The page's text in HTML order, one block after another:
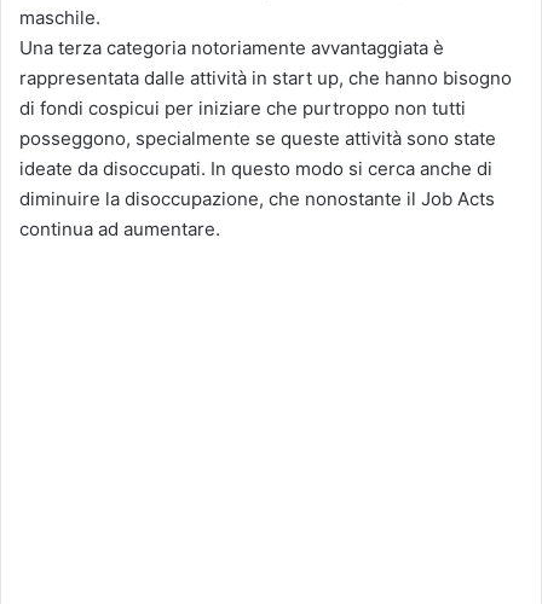
maschile.
Una terza categoria notoriamente avvantaggiata è
rappresentata dalle attività in start up, che hanno bisogno
di fondi cospicui per iniziare che purtroppo non tutti
posseggono, specialmente se queste attività sono state
ideate da disoccupati. In questo modo si cerca anche di
diminuire la disoccupazione, che nonostante il Job Acts
continua ad aumentare.